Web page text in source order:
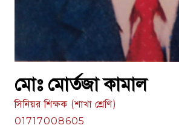
মোঃ মোর্তজা কামাল
সিনিয়র শিক্ষক (শাখা শ্রেণি)
01717008605